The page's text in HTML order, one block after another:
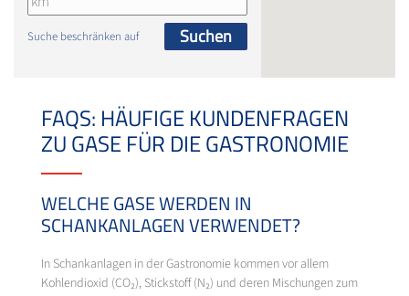
Suche beschränken auf Suchen
FAQS: HÄUFIGE KUNDENFRAGEN
ZU GASE FÜR DIE GASTRONOMIE
WELCHE GASE WERDEN IN
SCHANKANLAGEN VERWENDET?
In Schankanlagen in der Gastronomie kommen vor allem
Kohlendioxid (CO₂), Stickstoff (N₂) und deren Mischungen zum